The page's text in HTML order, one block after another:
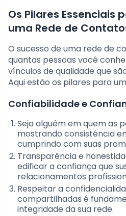
Os Pilares Essenciais
uma Rede de
O sucesso de uma rede de
quantas pessoas você
vínculos de qualidade que
Aqui estão os pilares para
Confiabilidade e
Seja alguém em quem as
mostrando consistência
cumprindo com suas
Transparência e
edificar a confiança que
relacionamentos
Respeitar a
compartilhadas é
integridade da sua rede.